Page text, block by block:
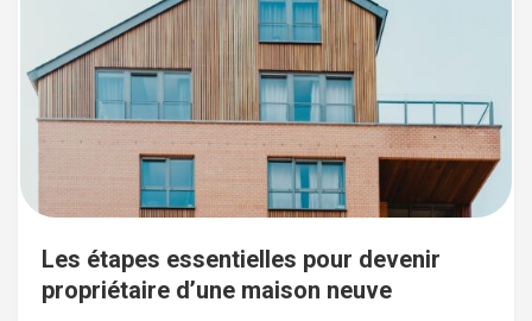
Les étapes essentielles pour devenir
propriétaire d’une maison neuve